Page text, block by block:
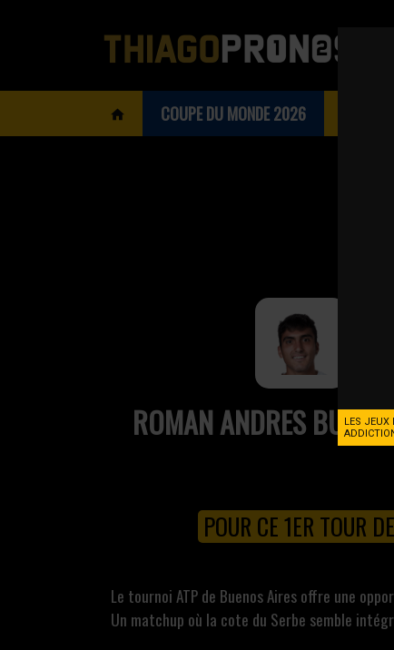
COUPE DU MONDE 2026
ROMAN ANDRES
POUR CE 1ER TOUR
Le tournoi ATP de Buenos Aires offre une
Un matchup où la cote du Serbe semble
LES JEUX